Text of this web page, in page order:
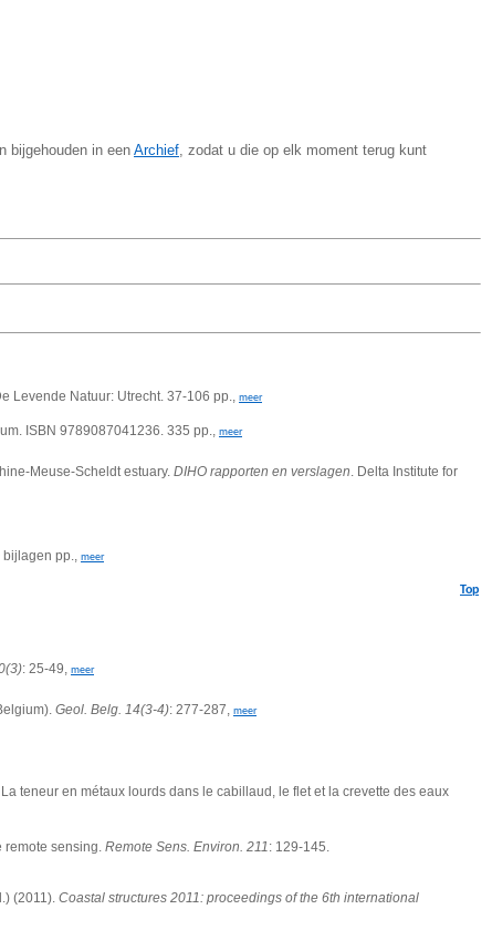
bijgehouden in een Archief, zodat u die op elk moment terug kunt
Levende Natuur: Utrecht. 37-106 pp., meer
ISBN 9789087041236. 335 pp., meer
Meuse-Scheldt estuary. DIHO rapporten en verslagen. Delta Institute for
bijlagen pp., meer
Top
: 25-49, meer
Geol. Belg. 14(3-4): 277-287, meer
teneur en métaux lourds dans le cabillaud, le flet et la crevette des eaux
remote sensing. Remote Sens. Environ. 211: 129-145.
(2011). Coastal structures 2011: proceedings of the 6th international